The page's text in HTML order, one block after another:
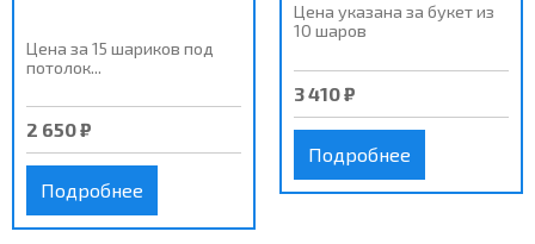
Цена за 15 шариков под
потолок...
2 650 ₽
Подробнее
Цена указана за букет из
10 шаров
3 410 ₽
Подробнее